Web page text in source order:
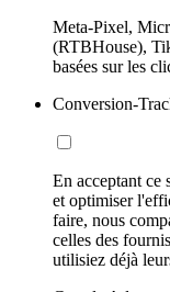
Meta-Pixel,
(RTBHouse),
basées sur les
Conversion-
En acceptant ce
et optimiser
faire, nous
celles des
utilisiez déjà